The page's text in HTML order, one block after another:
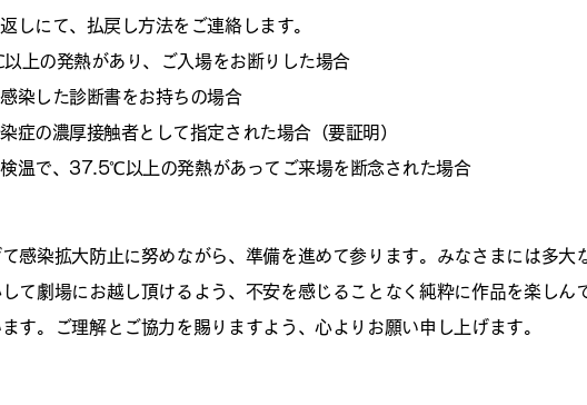
しにて、払戻し方法をご連絡します。
上の発熱があり、ご入場をお断りした場合
染した診断書をお持ちの場合
症の濃厚接触者として指定された場合（要証明）
温で、37.5℃以上の発熱があってご来場を断念された場合
感染拡大防止に努めながら、準備を進めて参ります。みなさまには多大
て劇場にお越し頂けるよう、不安を感じることなく純粋に作品を楽しん
す。
ご理解とご協力を賜りますよう、心よりお願い申し上げます。